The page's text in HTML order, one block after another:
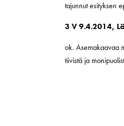
tajunnut esityksen
3 V 9.4.2014,
ok. Asemakaavaa
tiivistä ja